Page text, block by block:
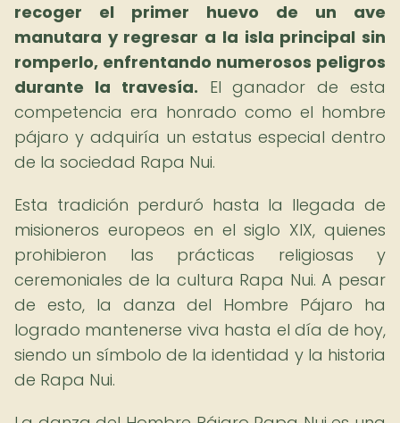
recoger el primer huevo de un ave
manutara y regresar a la isla principal sin
romperlo, enfrentando numerosos peligros
durante la travesía. El ganador de esta
competencia era honrado como el hombre
pájaro y adquiría un estatus especial dentro
de la sociedad Rapa Nui.
Esta tradición perduró hasta la llegada de
misioneros europeos en el siglo XIX, quienes
prohibieron las prácticas religiosas y
ceremoniales de la cultura Rapa Nui. A pesar
de esto, la danza del Hombre Pájaro ha
logrado mantenerse viva hasta el día de hoy,
siendo un símbolo de la identidad y la historia
de Rapa Nui.